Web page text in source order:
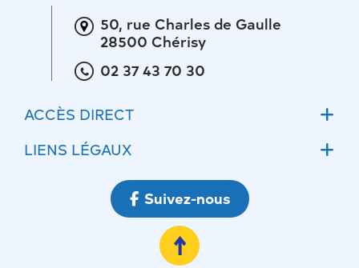
50, rue Charles de Gaulle
28500 Chérisy
02 37 43 70 30
ACCÈS DIRECT
Accueil
Ateliers communaux
LIENS LÉGAUX
Mentions légales
Conditions Générales d’Utilisations
Politique de confidentialité
Suivez-nous